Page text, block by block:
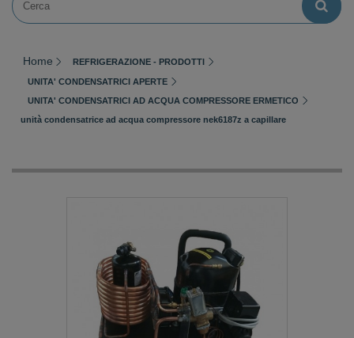
Home REFRIGERAZIONE - PRODOTTI
UNITA' CONDENSATRICI APERTE
UNITA' CONDENSATRICI AD ACQUA COMPRESSORE ERMETICO
unità condensatrice ad acqua compressore nek6187z a capillare